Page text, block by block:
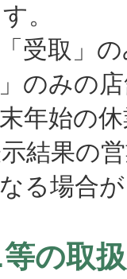
。
取」の
みの店
年始の
結果の
場合が
等の取